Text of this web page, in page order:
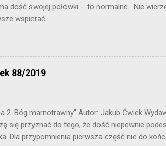
swojej połówki - to normalne. Nie wierzę,
nas zawsze
88/2019
2. Bóg marnotrawny'' Autor: Jakub Ćwiek
się przyznać do tego, że dość niepewnie
Dla przypomnienia pierwsza część nie do